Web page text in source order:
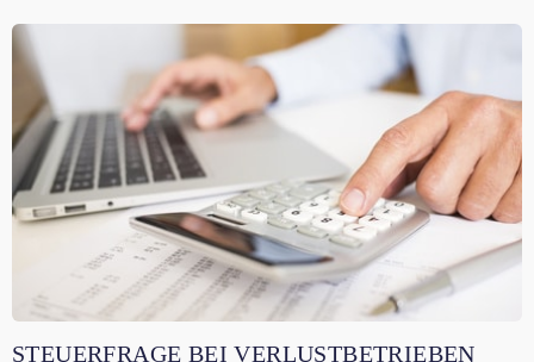
STEUERFRAGE BEI VERLUSTBETRIEBEN